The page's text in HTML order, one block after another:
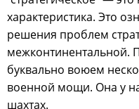
характеристика. Это
решения проблем
межконтинентальной.
буквально воюем
военной мощи. Она у
шахтах.